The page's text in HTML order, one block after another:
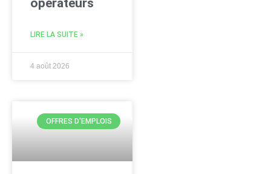
LIRE LA SUITE »
4 août 2026
OFFRES D'EMPLOIS